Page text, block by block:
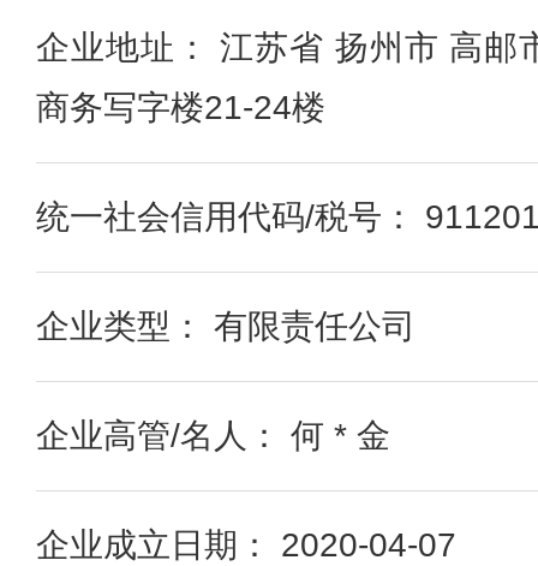
企业地址： 江苏省 扬州市 高邮
商务写字楼21-24楼
统一社会信用代码/税号：
企业类型： 有限责任公司
企业高管/名人： 何 * 金
企业成立日期： 2020-04-07